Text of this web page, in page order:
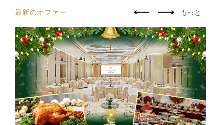
最新のオファー もっと